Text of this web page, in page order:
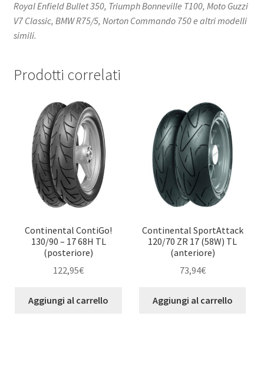
Royal Enfield Bullet 350, Triumph Bonneville T100, Moto Guzzi
V7 Classic, BMW R75/5, Norton Commando 750 e altri modelli
simili.
Prodotti correlati
Continental ContiGo!
130/90 – 17 68H TL
(posteriore)
122,95€
Aggiungi al carrello
Continental SportAttack
120/70 ZR 17 (58W) TL
(anteriore)
73,94€
Aggiungi al carrello